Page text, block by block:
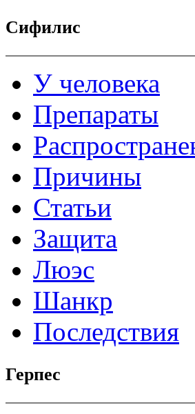
Сифилис
У человека
Препараты
Причины
Статьи
Защита
Люэс
Шанкр
Последствия
Герпес